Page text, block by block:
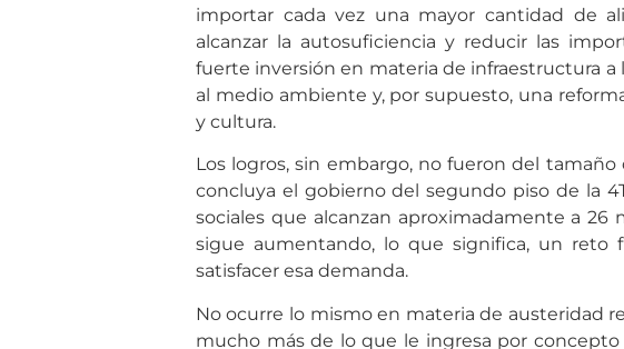
importar cada vez una mayor cantidad de
alcanzar la autosuficiencia y reducir las
fuerte inversión en materia de infraestructura
al medio ambiente y, por supuesto, una
y cultura.
Los logros, sin embargo, no fueron del
concluya el gobierno del segundo piso de la
sociales que alcanzan aproximadamente a 26
sigue aumentando, lo que significa, un reto
satisfacer esa demanda.
No ocurre lo mismo en materia de austeridad
mucho más de lo que le ingresa por